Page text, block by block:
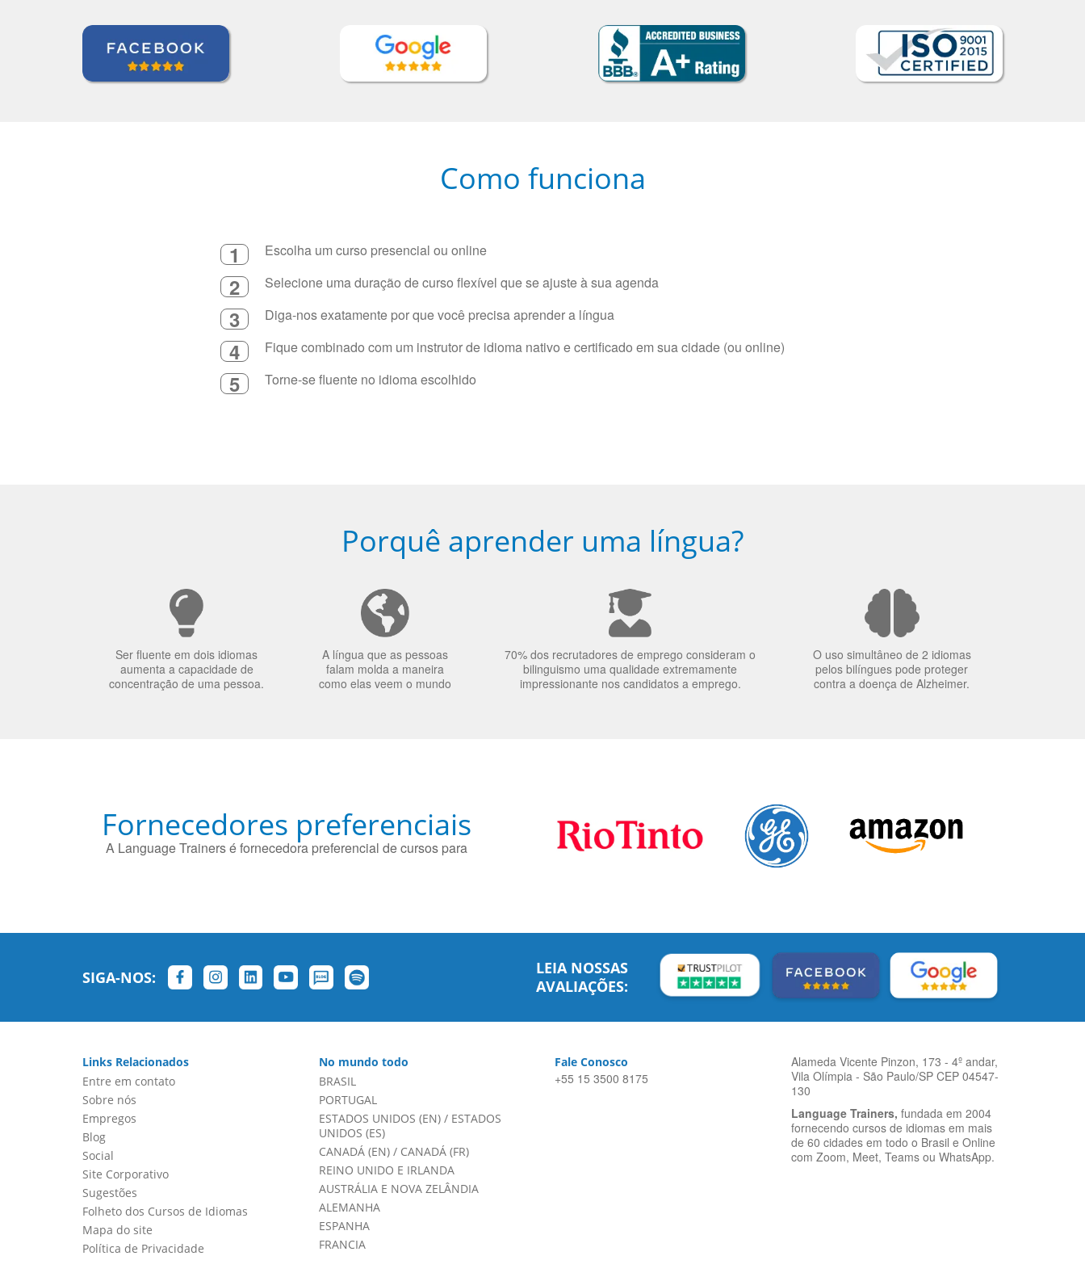
Como funciona
1 Escolha um curso presencial ou online
2 Selecione uma duração de curso flexível que se ajuste à sua agenda
3 Diga-nos exatamente por que você precisa aprender a língua
4 Fique combinado com um instrutor de idioma nativo e certificado em sua cidade (ou online)
5 Torne-se fluente no idioma escolhido
Porquê aprender uma língua?
Ser fluente em dois idiomas
aumenta a capacidade de
concentração de uma pessoa.
A língua que as pessoas
falam molda a maneira
como elas veem o mundo
70% dos recrutadores de emprego consideram o
bilinguismo uma qualidade extremamente
impressionante nos candidatos a emprego.
O uso simultâneo de 2 idiomas
pelos bilíngues pode proteger
contra a doença de Alzheimer.
Fornecedores preferenciais
A Language Trainers é fornecedora preferencial de cursos para
SIGA-NOS:
LEIA NOSSAS
AVALIAÇÕES:
Links Relacionados
Entre em contato
Sobre nós
Empregos
Blog
Social
Site Corporativo
Sugestões
Folheto dos Cursos de Idiomas
Mapa do site
Política de Privacidade
No mundo todo
BRASIL
PORTUGAL
ESTADOS UNIDOS (EN)/ ESTADOS
UNIDOS (ES)
CANADÁ (EN)/ CANADÁ (FR)
REINO UNIDO E IRLANDA
AUSTRÁLIA E NOVA ZELÂNDIA
ALEMANHA
ESPANHA
FRANCIA
Fale Conosco
+55 15 3500 8175
Alameda Vicente Pinzon, 173 - 4º andar,
Vila Olímpia - São Paulo/SP CEP 04547-
130
Language Trainers, fundada em 2004
fornecendo cursos de idiomas em mais
de 60 cidades em todo o Brasil e Online
com Zoom, Meet, Teams ou WhatsApp.